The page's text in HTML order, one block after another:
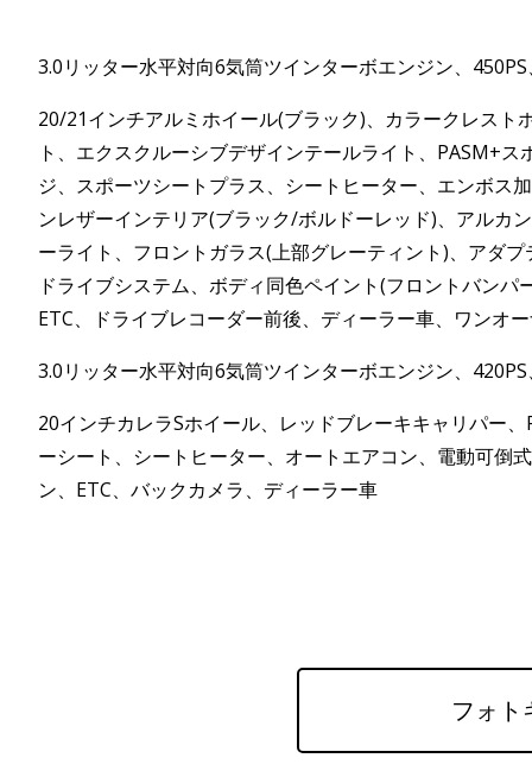
3.0リッター水平対向6気筒ツインターボエンジン、
20/21インチアルミホイール(ブラック)、カラークレス
ト、エクスクルーシブデザインテールライト、PASM+
ジ、スポーツシートプラス、シートヒーター、エンボス
ンレザーインテリア(ブラック/ボルドーレッド)、アルカ
ーライト、フロントガラス(上部グレーティント)、アダ
ドライブシステム、ボディ同色ペイント(フロントバン
ETC、ドライブレコーダー前後、ディーラー車、ワンオ
3.0リッター水平対向6気筒ツインターボエンジン、
20インチカレラSホイール、レッドブレーキキャリパー
ーシート、シートヒーター、オートエアコン、電動可倒
ン、ETC、バックカメラ、ディーラー車
フォト